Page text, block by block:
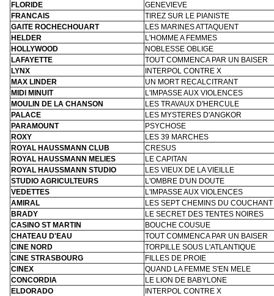
FLORIDE
GENEVIEVE
FRANCAIS
TIREZ SUR LE PIANISTE
GAITE ROCHECHOUART
LES MARINES ATTAQUENT
HELDER
L'HOMME A FEMMES
HOLLYWOOD
NOBLESSE OBLIGE
LAFAYETTE
TOUT COMMENCA PAR UN BAISER
LYNX
INTERPOL CONTRE X
MAX LINDER
UN MORT RECALCITRANT
MIDI MINUIT
L'IMPASSE AUX VIOLENCES
MOULIN DE LA CHANSON
LES TRAVAUX D'HERCULE
PALACE
LES MYSTERES D'ANGKOR
PARAMOUNT
PSYCHOSE
ROXY
LES 39 MARCHES
ROYAL HAUSSMANN CLUB
CRESUS
ROYAL HAUSSMANN MELIES
LE CAPITAN
ROYAL HAUSSMANN STUDIO
LES VIEUX DE LA VIEILLE
STUDIO AGRICULTEURS
L'OMBRE D'UN DOUTE
VEDETTES
L'IMPASSE AUX VIOLENCES
AMIRAL
LES SEPT CHEMINS DU COUCHANT
BRADY
LE SECRET DES TENTES NOIRES
CASINO ST MARTIN
BOUCHE COUSUE
CHATEAU D'EAU
TOUT COMMENCA PAR UN BAISER
CINE NORD
TORPILLE SOUS L'ATLANTIQUE
CINE STRASBOURG
FILLES DE PROIE
CINEX
QUAND LA FEMME S'EN MELE
CONCORDIA
LE LION DE BABYLONE
ELDORADO
INTERPOL CONTRE X